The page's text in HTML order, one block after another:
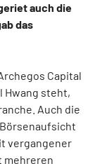
auch die
das
Capital
Hwang steht,
Auch die
vergangener
mehreren